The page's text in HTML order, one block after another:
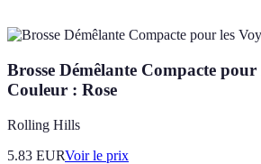
Brosse Démêlante Compacte pour
Couleur : Rose
Rolling Hills
5.83 EURVoir le prix